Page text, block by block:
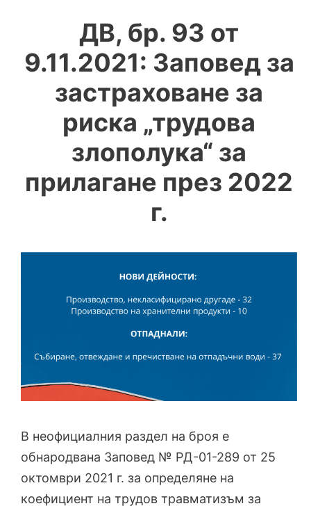
ДВ, бр. 93 от
9.11.2021: Заповед за
застраховане за
риска „трудова
злополука“ за
прилагане през 2022
г.
В неофициалния раздел на броя е
обнародвана Заповед № РД-01-289 от 25
октомври 2021 г. за определяне на
коефициент на трудов травматизъм за